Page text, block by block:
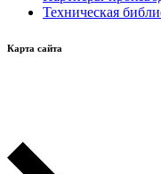
Техническая
Карта сайта